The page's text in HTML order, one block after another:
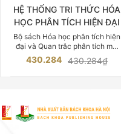
HỆ THỐNG TRI THỨC HÓA
HỌC PHÂN TÍCH HIỆN ĐẠI
Bộ sách Hóa học phân tích hiện
đại và Quan trắc phân tích môi
trường của Cố Giáo sư, Tiến sĩ
Phạm Luận là một trong những
vực Hóa học phân tích tại Việt
Nam hiện nay. Bộ sách mang
đến một hệ thống tri thức hoàn
430.284 430.284₫